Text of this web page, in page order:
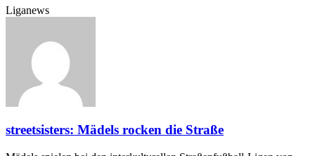
Liganews
streetsisters: Mädels rocken die Straße